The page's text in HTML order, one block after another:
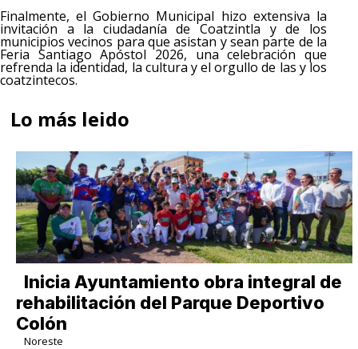
Finalmente, el Gobierno Municipal hizo extensiva la
invitación a la ciudadanía de Coatzintla y de los
municipios vecinos para que asistan y sean parte de la
Feria Santiago Apóstol 2026, una celebración que
refrenda la identidad, la cultura y el orgullo de las y los
coatzintecos.
Lo más leido
Inicia Ayuntamiento obra integral de
rehabilitación del Parque Deportivo
Colón
Noreste